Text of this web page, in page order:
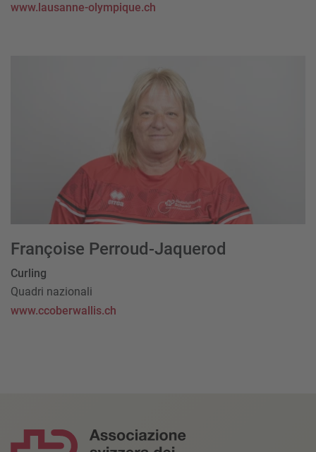
www.lausanne-olympique.ch
Françoise Perroud-Jaquerod
Curling
Quadri nazionali
www.ccoberwallis.ch